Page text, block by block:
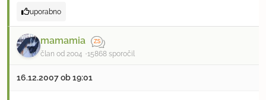
uporabno
mamamia
član od 2004 15868 sporočil
16.12.2007 ob 19:01